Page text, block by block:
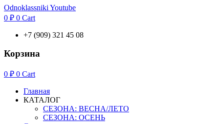
Odnoklassniki Youtube
0 ₽ 0 Cart
+7 (909) 321 45 08
Корзина
0 ₽ 0 Cart
Главная
КАТАЛОГ
СЕЗОНА: ВЕСНА/ЛЕТО
СЕЗОНА: ОСЕНЬ